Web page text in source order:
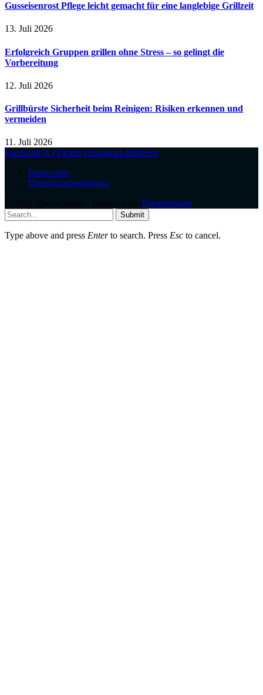
Gusseisenrost Pflege leicht gemacht für eine langlebige Grillzeit
13. Juli 2026
Erfolgreich Gruppen grillen ohne Stress – so gelingt die
Vorbereitung
12. Juli 2026
Grillbürste Sicherheit beim Reinigen: Risiken erkennen und
vermeiden
11. Juli 2026
Facebook X (Twitter) Instagram Pinterest
Impressum
Datenschutzerklärung
ThemeSphere
Submit
Type above and press Enterto search. Press Esc to cancel.